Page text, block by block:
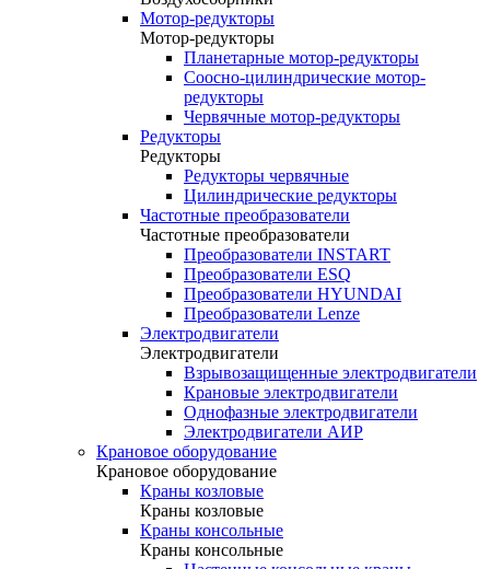
Мотор-редукторы
Мотор-редукторы
Планетарные мотор-редукторы
Соосно-цилиндрические мотор-
редукторы
Червячные мотор-редукторы
Редукторы
Редукторы
Редукторы червячные
Цилиндрические редукторы
Частотные преобразователи
Частотные преобразователи
Преобразователи INSTART
Преобразователи ESQ
Преобразователи HYUNDAI
Преобразователи Lenze
Электродвигатели
Электродвигатели
Взрывозащищенные электродвигатели
Крановые электродвигатели
Однофазные электродвигатели
Электродвигатели АИР
Крановое оборудование
Крановое оборудование
Краны козловые
Краны козловые
Краны консольные
Краны консольные